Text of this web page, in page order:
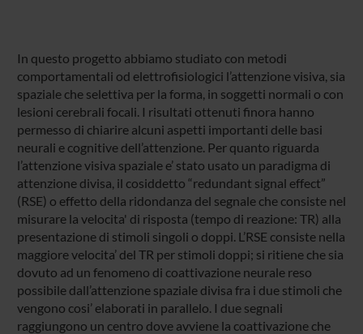
In questo progetto abbiamo studiato con metodi
comportamentali od elettrofisiologici l’attenzione visiva, sia
spaziale che selettiva per la forma, in soggetti normali o con
lesioni cerebrali focali. I risultati ottenuti finora hanno
permesso di chiarire alcuni aspetti importanti delle basi
neurali e cognitive dell’attenzione. Per quanto riguarda
l’attenzione visiva spaziale e’ stato usato un paradigma di
attenzione divisa, il cosiddetto “redundant signal effect”
(RSE) o effetto della ridondanza del segnale che consiste nel
misurare la velocita' di risposta (tempo di reazione: TR) alla
presentazione di stimoli singoli o doppi. L’RSE consiste nella
maggiore velocita’ del TR per stimoli doppi; si ritiene che sia
dovuto ad un fenomeno di coattivazione neurale reso
possibile dall’attenzione spaziale divisa fra i due stimoli che
vengono cosi’ elaborati in parallelo. I due segnali
raggiungono un centro dove avviene la coattivazione che